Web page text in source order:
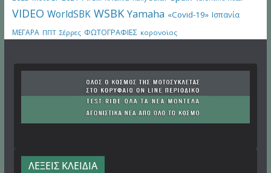
VIDEO WorldSBK WSBK Yamaha «Covid-19» Ισπανία
ΜΕΓΑΡΑ ΠΠΤ Σέρρες ΦΩΤΟΓΡΑΦΙΕΣ κορονοϊος
ΛΕΞΕΙΣ ΚΛΕΙΔΙΑ